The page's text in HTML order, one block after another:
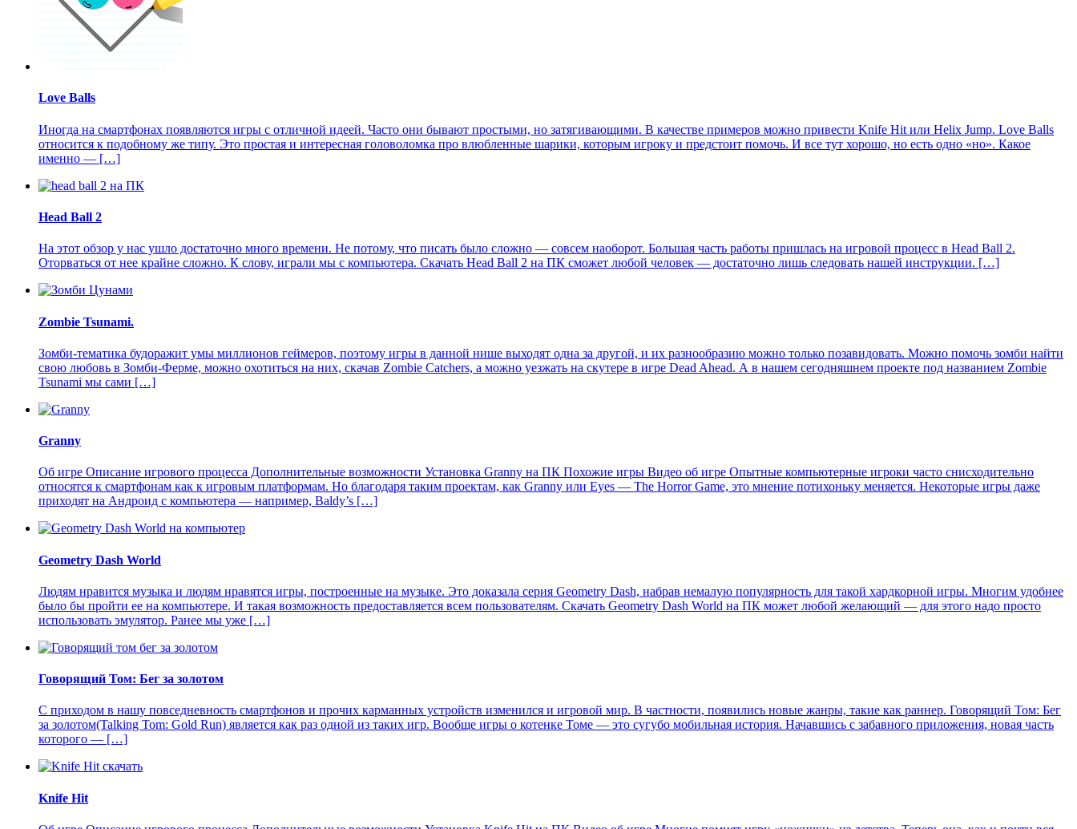
Love Balls
Иногда на смартфонах появляются игры с отличной идеей. Часто они бывают простыми, но затягивающими. В качестве примеров можно привести Knife Hit или Helix Jump. Love Balls
относится к подобному же типу. Это простая и интересная головоломка про влюбленные шарики, которым игроку и предстоит помочь. И все тут хорошо, но есть одно «но». Какое
именно — […]
Head Ball 2
На этот обзор у нас ушло достаточно много времени. Не потому, что писать было сложно — совсем наоборот. Большая часть работы пришлась на игровой процесс в Head Ball 2.
Оторваться от нее крайне сложно. К слову, играли мы с компьютера. Скачать Head Ball 2 на ПК сможет любой человек — достаточно лишь следовать нашей инструкции. […]
Zombie Tsunami.
Зомби-тематика будоражит умы миллионов геймеров, поэтому игры в данной нише выходят одна за другой, и их разнообразию можно только позавидовать. Можно помочь зомби найти
свою любовь в Зомби-Ферме, можно охотиться на них, скачав Zombie Catchers, а можно уезжать на скутере в игре Dead Ahead. А в нашем сегодняшнем проекте под названием Zombie
Tsunami мы сами […]
Granny
Об игре Описание игрового процесса Дополнительные возможности Установка Granny на ПК Похожие игры Видео об игре Опытные компьютерные игроки часто снисходительно
относятся к смартфонам как к игровым платформам. Но благодаря таким проектам, как Granny или Eyes — The Horror Game, это мнение потихоньку меняется. Некоторые игры даже
приходят на Андроид с компьютера — например, Baldy’s […]
Geometry Dash World
Людям нравится музыка и людям нравятся игры, построенные на музыке. Это доказала серия Geometry Dash, набрав немалую популярность для такой хардкорной игры. Многим удобнее
было бы пройти ее на компьютере. И такая возможность предоставляется всем пользователям. Скачать Geometry Dash World на ПК может любой желающий — для этого надо просто
использовать эмулятор. Ранее мы уже […]
Говорящий Том: Бег за золотом
С приходом в нашу повседневность смартфонов и прочих карманных устройств изменился и игровой мир. В частности, появились новые жанры, такие как раннер. Говорящий Том: Бег
за золотом(Talking Tom: Gold Run) является как раз одной из таких игр. Вообще игры о котенке Томе — это сугубо мобильная история. Начавшись с забавного приложения, новая часть
которого — […]
Knife Hit